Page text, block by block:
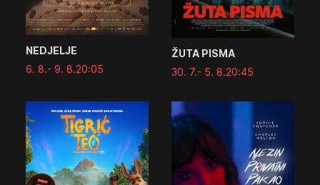
NEDJELJE
6. 8.- 9. 8.20:05
ŽUTA PISMA
30. 7.- 5. 8.20:45